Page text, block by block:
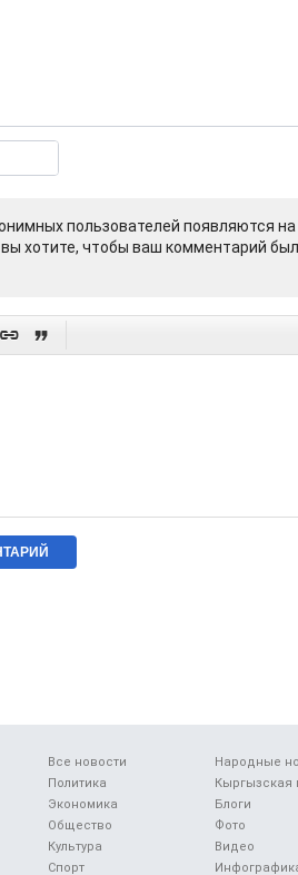
пользователей появляются на
хотите, чтобы ваш комментарий был
 
Все новости
Политика
Экономика
Общество
Культура
Спорт
Народные
Кыргызская
Блоги
Фото
Видео